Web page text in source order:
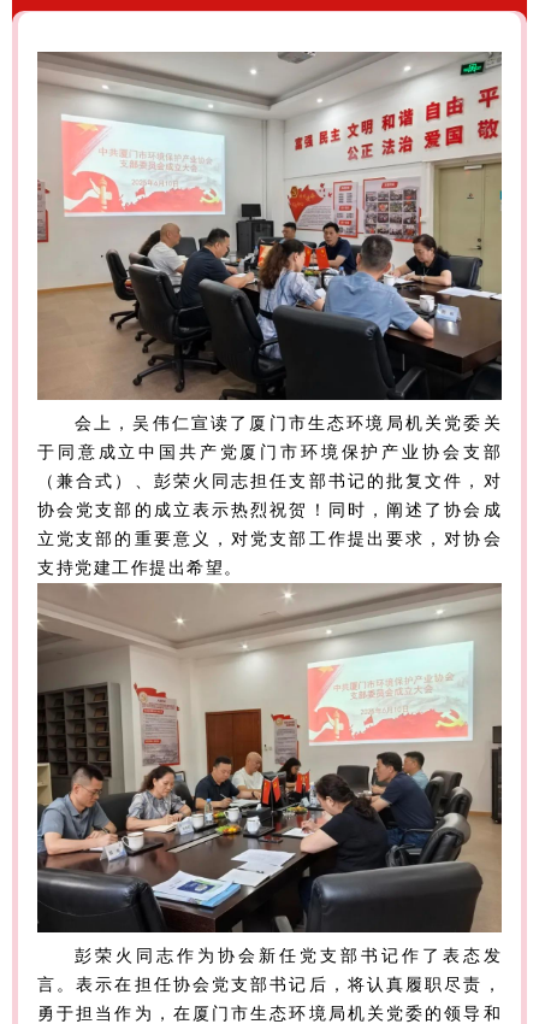
会上，吴伟仁宣读了厦门市生态环境局机关党委关
于同意成立中国共产党厦门市环境保护产业协会支部
（兼合式）、彭荣火同志担任支部书记的批复文件，对
协会党支部的成立表示热烈祝贺！同时，阐述了协会成
立党支部的重要意义，对党支部工作提出要求，对协会
支持党建工作提出希望。
彭荣火同志作为协会新任党支部书记作了表态发
言。表示在担任协会党支部书记后，将认真履职尽责，
勇于担当作为，在厦门市生态环境局机关党委的领导和